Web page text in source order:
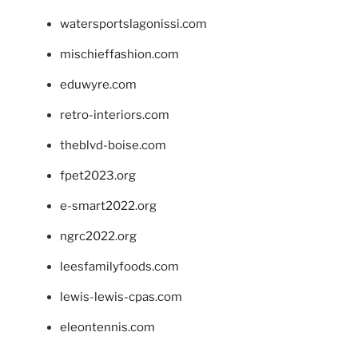
watersportslagonissi.com
mischieffashion.com
eduwyre.com
retro-interiors.com
theblvd-boise.com
fpet2023.org
e-smart2022.org
ngrc2022.org
leesfamilyfoods.com
lewis-lewis-cpas.com
eleontennis.com